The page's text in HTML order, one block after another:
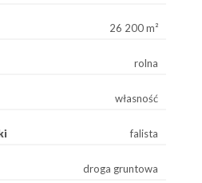
26 200 m²
rolna
własność
falista
droga gruntowa